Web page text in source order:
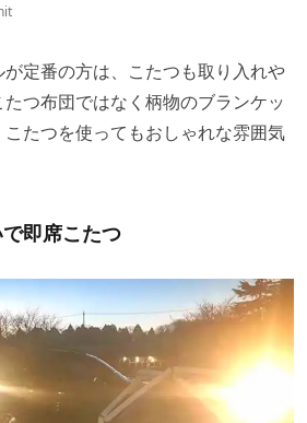
定番の方は、こたつも取り入れや
つ布団ではなく柄物のブランケッ
こたつを使ってもおしゃれな雰囲気
即席こたつ